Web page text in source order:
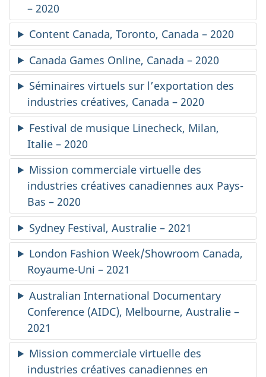
– 2020
Content Canada, Toronto, Canada – 2020
Canada Games Online, Canada – 2020
Séminaires virtuels sur l’exportation des
industries créatives, Canada – 2020
Festival de musique Linecheck, Milan,
Italie – 2020
Mission commerciale virtuelle des
industries créatives canadiennes aux Pays-
Bas – 2020
Sydney Festival, Australie – 2021
London Fashion Week/Showroom Canada,
Royaume-Uni – 2021
Australian International Documentary
Conference (AIDC), Melbourne, Australie –
2021
Mission commerciale virtuelle des
industries créatives canadiennes en